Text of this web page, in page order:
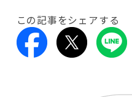
この記事をシェアする